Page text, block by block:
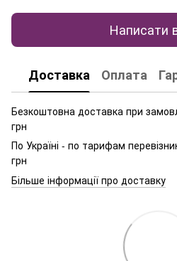
Написати
Доставка Оплата
Безкоштовна доставка при
грн
По Україні - по тарифам
грн
Більше інформації про доставку